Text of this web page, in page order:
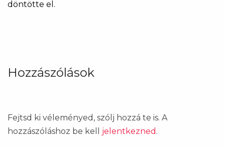
döntötte el.
Hozzászólások
Fejtsd ki véleményed, szólj hozzá te is. A
hozzászóláshoz be kell jelentkezned .